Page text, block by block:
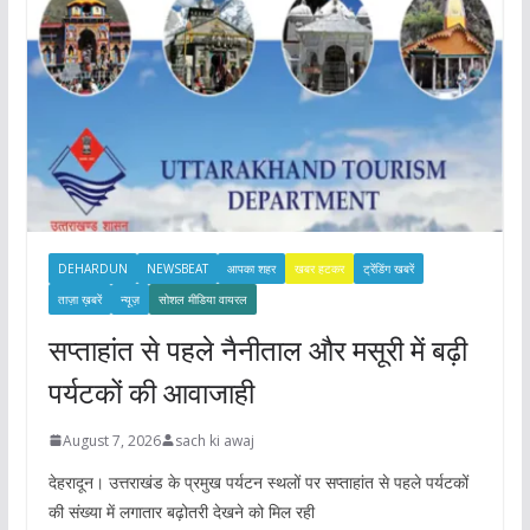
DEHARDUN NEWSBEAT आपका शहर खबर हटकर
ट्रेंडिंग खबरें
ताज़ा ख़बरें
न्यूज़ सोशल मीडिया वायरल
सप्ताहांत से पहले नैनीताल और मसूरी में बढ़ी
पर्यटकों की आवाजाही
August 7, 2026 sach ki awaj
देहरादून। उत्तराखंड के प्रमुख पर्यटन स्थलों पर सप्ताहांत से पहले पर्यटकों
की संख्या में लगातार बढ़ोतरी देखने को मिल रही